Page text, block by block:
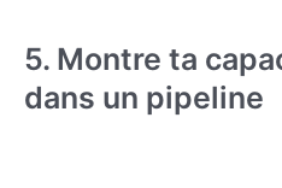
5. Montre ta
dans un pipeline